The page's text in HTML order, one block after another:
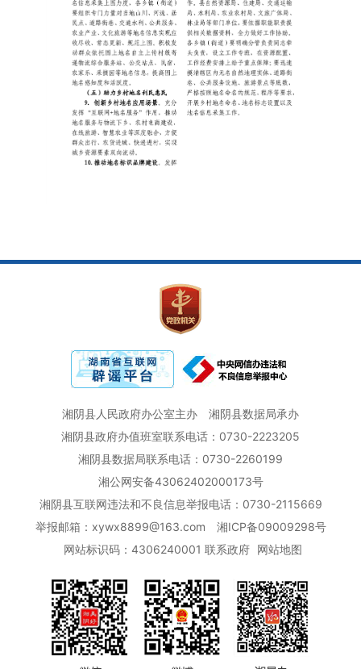
湘阴县人民政府办公室主办
湘阴县数据局承办
湘阴县政府办值班室联系电话：0730-2223205
湘阴县数据局联系电话：0730-2260199
湘公网安备43062402000173号
湘阴县互联网违法和不良信息举报电话：0730-2115669
举报邮箱：xywx8899@163.com
湘ICP备09009298号
网站标识码：4306240001 联系政府 网站地图